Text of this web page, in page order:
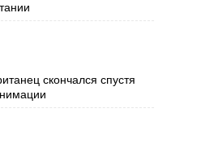
скончался спустя